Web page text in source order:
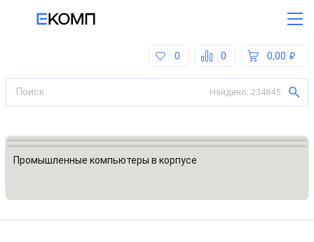
0,00
0
0
Найдено: 234845
Все категории
Встраиваемые промышленные компьютеры
Промышленные компьютеры в корпусе